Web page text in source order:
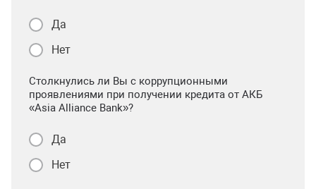
Да
Нет
Столкнулись ли Вы с коррупционными
проявлениями при получении кредита от АКБ
«Asia Alliance Bank»?
Да
Нет